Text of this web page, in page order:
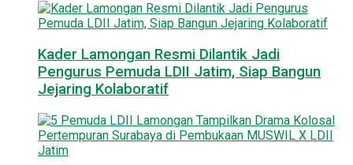
Kader Lamongan Resmi Dilantik Jadi
Pengurus Pemuda LDII Jatim, Siap Bangun
Jejaring Kolaboratif